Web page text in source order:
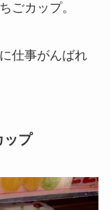
ごカップ。
仕事がんばれ
ップ